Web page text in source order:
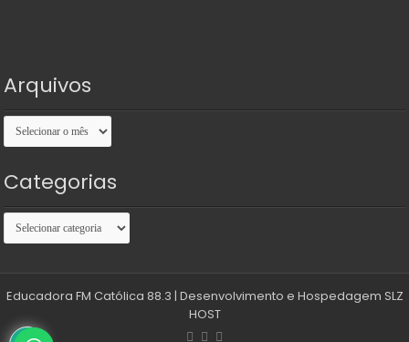
Arquivos
Arquivos
Categorias
Categorias
Educadora FM Católica 88.3 | Desenvolvimento e Hospedagem SLZ
HOST